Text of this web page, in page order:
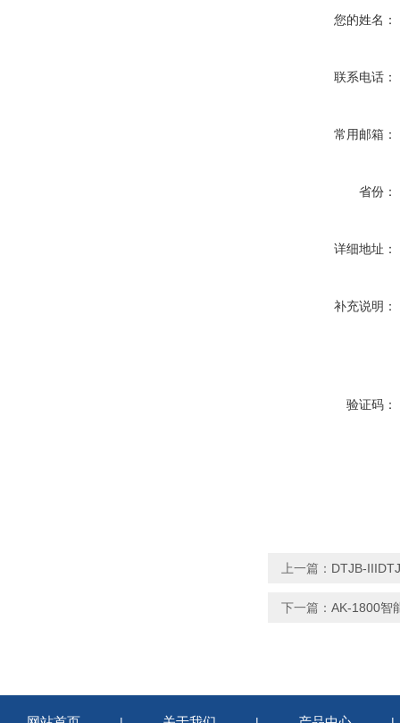
您的姓名：
联系电话：
常用邮箱：
省份：
详细地址：
补充说明：
验证码：
上一篇： DTJB-
下一篇： AK-1800智